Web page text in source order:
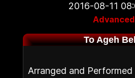
2016-08-11
Advanced
To Ageh
Arranged and